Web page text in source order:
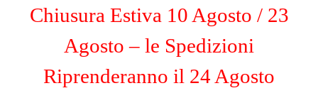
Chiusura Estiva 10 Agosto / 23
Agosto – le Spedizioni
Riprenderanno il 24 Agosto